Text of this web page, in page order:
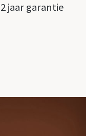
2 jaar garantie